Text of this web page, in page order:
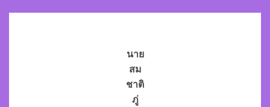
นาย
สม
ชาติ
ภู่